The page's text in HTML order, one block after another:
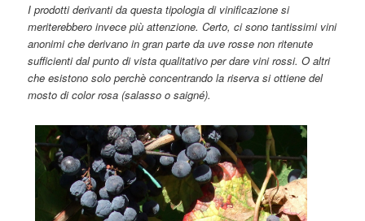
I prodotti derivanti da questa tipologia di vinificazione si
meriterebbero invece più attenzione. Certo, ci sono tantissimi vini
anonimi che derivano in gran parte da uve rosse non ritenute
sufficienti dal punto di vista qualitativo per dare vini rossi. O altri
che esistono solo perchè concentrando la riserva si ottiene del
mosto di color rosa (salasso o saigné).